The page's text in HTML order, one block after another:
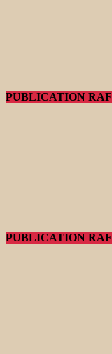
PUBLICATION RAF
PUBLICATION